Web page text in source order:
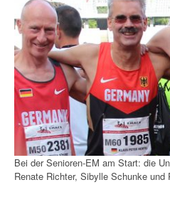
Bei der Senioren-EM am Start: die
Renate Richter, Sibylle Schunke